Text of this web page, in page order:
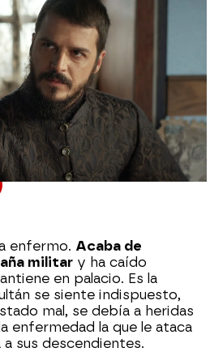
de 2023, 23:03
enfermo. Acaba de
militar y ha caído
en palacio. Es la
se siente indispuesto,
mal, se debía a heridas
enfermedad la que le ataca
sus descendientes.